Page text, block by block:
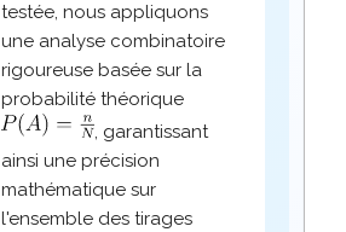
testée, nous appliquons
une analyse combinatoire
rigoureuse basée sur la
probabilité théorique
, garantissant
ainsi une précision
mathématique sur
l'ensemble des tirages